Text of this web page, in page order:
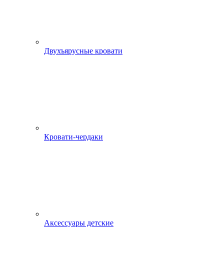
Двухъярусные кровати
Кровати-чердаки
Аксессуары детские